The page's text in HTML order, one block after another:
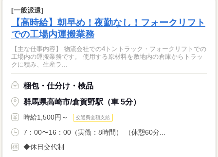
[一般派遣]
【高時給】朝早め！夜勤なし！フォークリフト
での工場内運搬業務
【主な仕事内容】 物流会社での4トントラック・フォークリフトでの
工場内の運搬業務です。 使用する原材料を敷地内の倉庫からトラッ
クに積み、生産ラ...
梱包・仕分け・検品
群馬県高崎市/倉賀野駅（車 5分）
時給1,500円～ 交通費全額支給
7：00〜16：00（実働：8時間） （休憩60分...
◆休日交代制